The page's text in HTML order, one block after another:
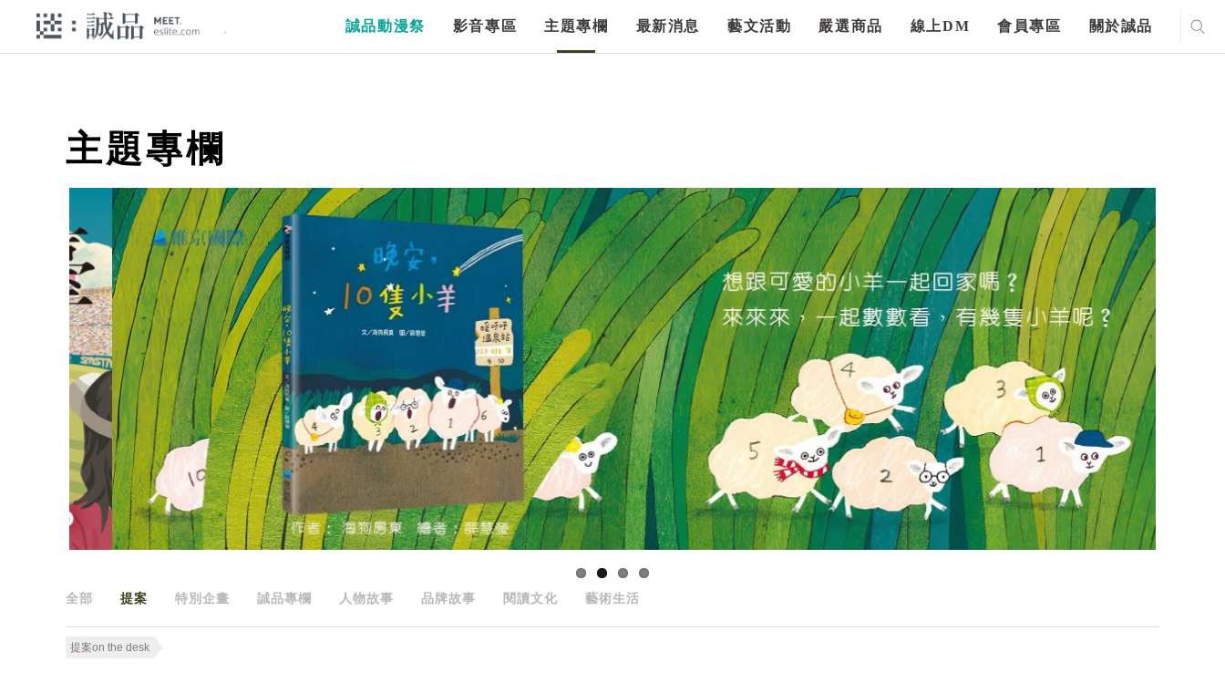
誠品動漫祭 影音專區 主題專欄 最新消息 藝文活動 嚴選商品 線上DM 會員專區 關於誠品
主題專欄
全部 提案 特別企畫 誠品專欄 人物故事 品牌故事 閱讀文化 藝術生活
提案on the desk